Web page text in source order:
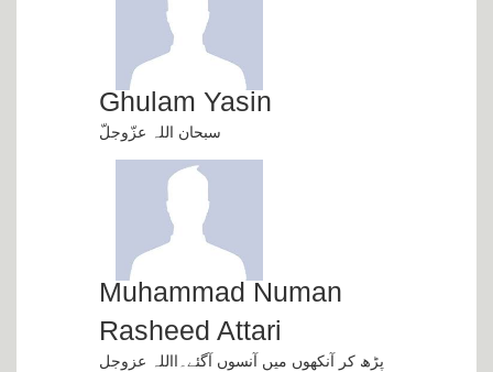
Ghulam Yasin
سبحان اللہ عزّوجلّ
Muhammad Numan
Rasheed Attari
پڑھ کر آنکھوں میں آنسوں آگئے۔االلہ عزوجل